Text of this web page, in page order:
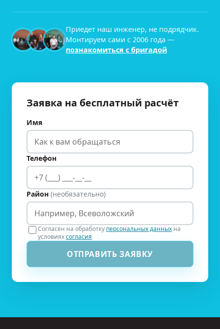
Приедет наш инженер, не подрядчик.
Монтируем сами с 2006 года —
познакомиться с бригадой
Заявка на бесплатный расчёт
Имя
Телефон
Район (необязательно)
Согласен на обработку персональных данных на
условияхсогласия
ОТПРАВИТЬ ЗАЯВКУ